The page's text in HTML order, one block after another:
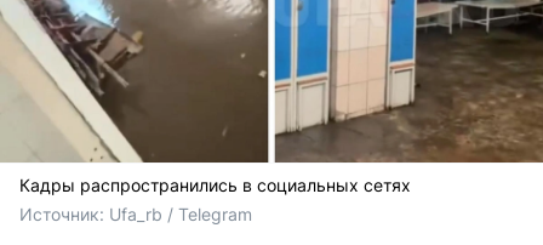
Кадры распространились в социальных сетях
Источник: Ufa_rb / Telegram